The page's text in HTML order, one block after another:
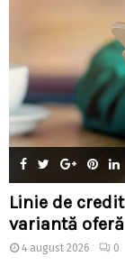
Linie de
variantă
4 august 2026 0